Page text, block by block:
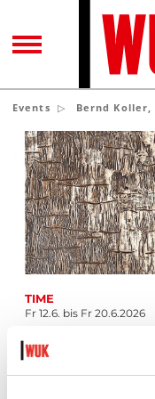
TOGGLE
Events Bernd Koller,
TIME
Fr 12.6. bis Fr 20.6.2026
PLACE
WSB-Studio